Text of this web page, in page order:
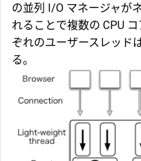
の並列 I/O マネージャが
れることで複数の CPU
ぞれのユーザースレッド
る。